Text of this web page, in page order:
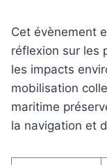
Cet évènement
réflexion sur les
les impacts
mobilisation
maritime
la navigation et